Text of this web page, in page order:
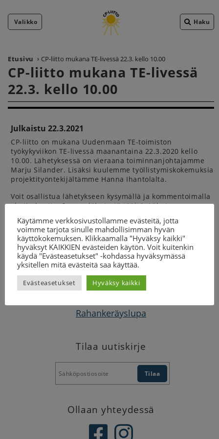
Valikko Haku
Etusivu CP-liitto mukana TE-livessä 22.3. kello 10.00
CP-liitto mukana TE-livessä
22.3. kello 10.00
Julkaistu 22.3.2021
CP-liitto on mukana Uudenmaan TE-toimiston
työkykyviikon TE-livessä maanantaina 22.3.2020 kello
10.00. Lähetyksessä on vieraana toiminnanjohtajamme
Marju Silander. Lisäksi kuulemme työllistymiskokemuksia
projektityöntekijältämme Hanna Ihantolalta.
Voit osallistua lähetykseen kysymällä ja kommentoimalla
chatin kautta. Seuraa lähetystätäältä.Lähetys on
Youtube-kanavalla.
Suomen CP-liitto
Malmin kauppatie 26, 00700 Helsinki
Rahankeräyslupa
Tilaa uutiskirje
Ollaan yhteydessä
Käytämme verkkosivustollamme evästeitä, jotta
voimme tarjota sinulle mahdollisimman hyvän
käyttökokemuksen. Klikkaamalla "Hyväksy kaikki"
hyväksyt KAIKKIEN evästeiden käytön. Voit kuitenkin
käydä "Evästeasetukset" -kohdassa hyväksymässä
yksitellen mitä evästeitä saa käyttää.
Evästeasetukset Hyväksy kaikki